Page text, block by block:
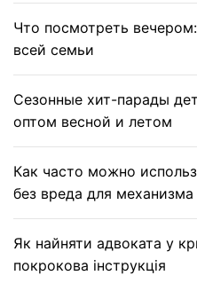
Что посмотреть
всей семьи
Сезонные хит-парады
оптом весной и летом
Как часто можно
без вреда для механизма
Як найняти адвоката у
покрокова інструкція